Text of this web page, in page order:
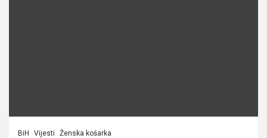
BiH Vijesti Ženska košarka